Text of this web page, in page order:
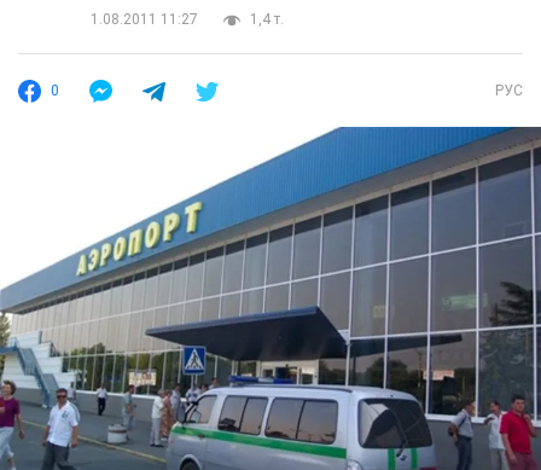
1.08.2011 11:27
1,4 т.
0 РУС